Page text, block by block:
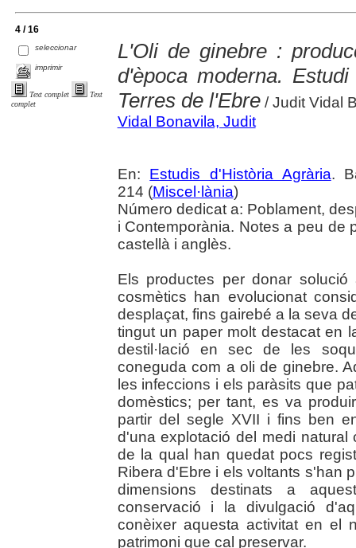
4 / 16
seleccionar
imprimir
Text complet
Text
complet
L'Oli de ginebre :
d'època moderna.
Terres de l'Ebre/ Judit Vidal
Vidal Bonavila, Judit
En: Estudis d'Història Agrària.
214 (Miscel·lània)
Número dedicat a: Poblament,
i Contemporània. Notes a peu de
castellà i anglès.
Els productes per donar
cosmètics han evolucionat
desplaçat, fins gairebé a la seva
tingut un paper molt destacat en
destil·lació en sec de les
coneguda com a oli de ginebre.
les infeccions i els paràsits que
domèstics; per tant, es va
partir del segle XVII i fins ben
d'una explotació del medi natural
de la qual han quedat pocs
Ribera d'Ebre i els voltants s'han
dimensions destinats a
conservació i la divulgació
conèixer aquesta activitat en el
patrimoni que cal preservar.